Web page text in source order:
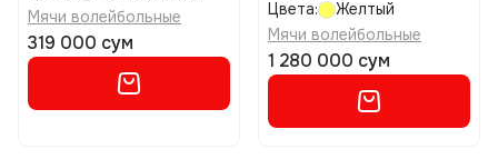
Мячи волейбольные
319 000 сум
Цвета:
Желтый
Мячи волейбольные
1 280 000 сум